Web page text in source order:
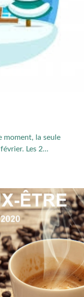
moment, la seule
Les 2...